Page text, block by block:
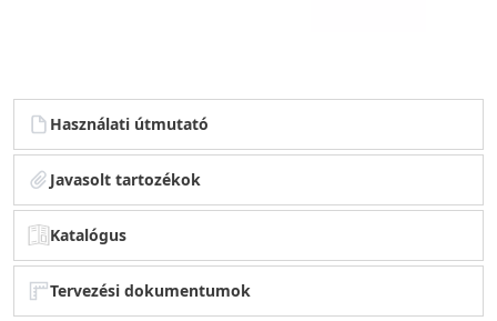
Használati útmutató
Javasolt tartozékok
Katalógus
Tervezési dokumentumok